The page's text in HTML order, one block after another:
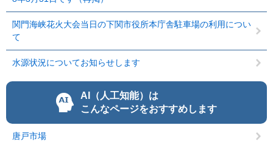
関門海峡花火大会当日の下関市役所本庁舎駐車場の利用につい
て
水源状況についてお知らせします
AI（人工知能）は
こんなページをおすすめします
唐戸市場